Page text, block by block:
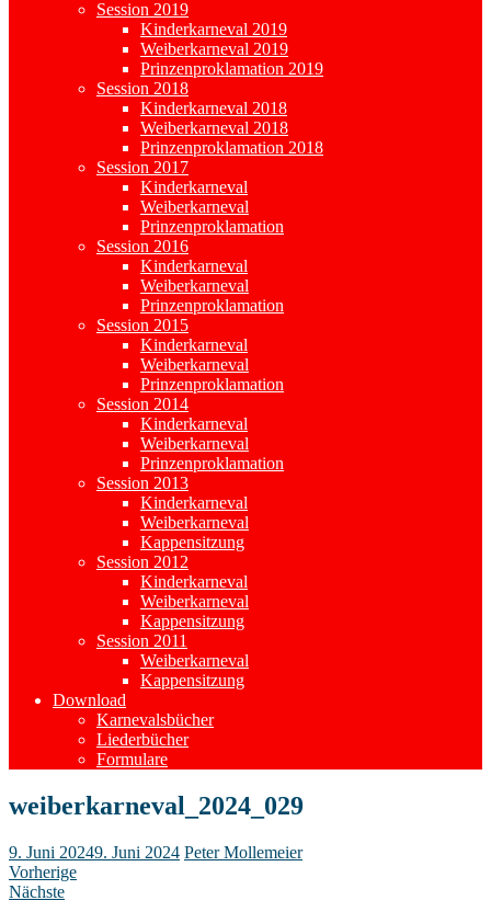
Session 2019
Kinderkarneval 2019
Weiberkarneval 2019
Prinzenproklamation 2019
Session 2018
Kinderkarneval 2018
Weiberkarneval 2018
Prinzenproklamation 2018
Session 2017
Kinderkarneval
Weiberkarneval
Prinzenproklamation
Session 2016
Kinderkarneval
Weiberkarneval
Prinzenproklamation
Session 2015
Kinderkarneval
Weiberkarneval
Prinzenproklamation
Session 2014
Kinderkarneval
Weiberkarneval
Prinzenproklamation
Session 2013
Kinderkarneval
Weiberkarneval
Kappensitzung
Session 2012
Kinderkarneval
Weiberkarneval
Kappensitzung
Session 2011
Weiberkarneval
Kappensitzung
Download
Karnevalsbücher
Liederbücher
Formulare
weiberkarneval_2024_029
9. Juni 20249. Juni 2024 Peter Mollemeier
Vorherige
Nächste